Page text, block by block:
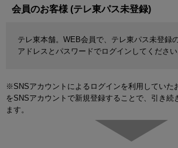
会員のお客様 (テレ東パス未登録)
テレ東本舗。WEB会員で、テレ東パス未登録
アドレスとパスワードでログインしてください
※SNSアカウントによるログインを利用していた
をSNSアカウントで新規登録することで、引き続
ます。